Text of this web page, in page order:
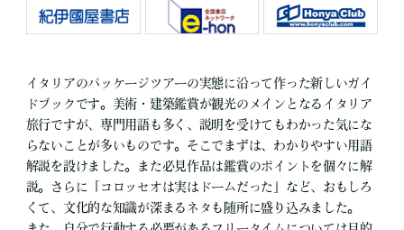
イタリアのパッケージツアーの実態に沿って作った新しいガイ
ドブックです。美術・建築鑑賞が観光のメインとなるイタリア
旅行ですが、専門用語も多く、説明を受けてもわかった気にな
らないことが多いものです。そこでまずは、わかりやすい用語
解説を設けました。また必見作品は鑑賞のポイントを個々に解
説。さらに「コロッセオは実はドームだった」など、おもしろ
くて、文化的な知識が深まるネタも随所に盛り込みました。